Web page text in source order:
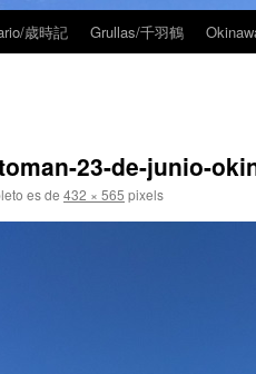
歳時記 Grullas/千羽鶴
23-de-junio-
es de 432 × 565 pixels